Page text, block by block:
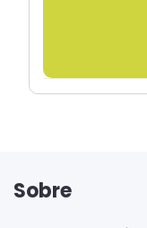
Sobre